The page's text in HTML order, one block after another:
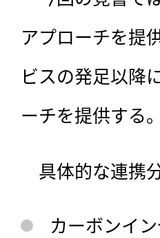
アプローチを提
ビスの発足以降
ーチを提供する。
具体的な連携
カーボンイ